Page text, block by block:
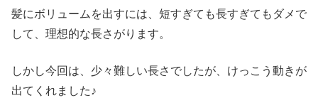
髪にボリュームを出すには、短すぎても長すぎてもダメで
して、理想的な長さがります。
しかし今回は、少々難しい長さでしたが、けっこう動きが
出てくれました♪